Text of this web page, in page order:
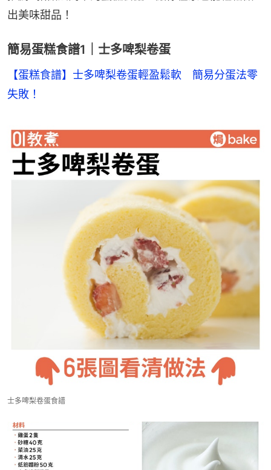
出美味甜品！
簡易蛋糕食譜1｜士多啤梨卷蛋
【蛋糕食譜】士多啤梨卷蛋輕盈鬆軟　簡易分蛋法零
失敗！
士多啤梨卷蛋食譜